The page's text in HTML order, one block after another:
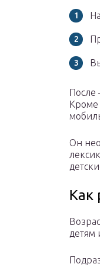
После
Кроме
Он
Как
детям